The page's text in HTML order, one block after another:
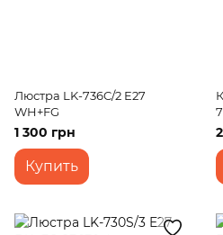
Люстра LK-736C/2 E27
WH+FG
1 300 грн
Купить